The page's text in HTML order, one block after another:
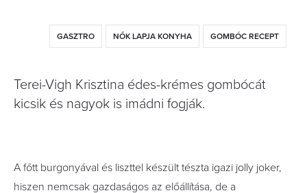
GASZTRO NŐK LAPJA KONYHA GOMBÓC RECEPT
Terei-Vigh Krisztina édes-krémes gombócát
kicsik és nagyok is imádni fogják.
A főtt burgonyával és liszttel készült tészta igazi jolly joker,
hiszen nemcsak gazdaságos az előállítása, de a